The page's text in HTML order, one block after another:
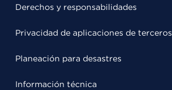
Derechos y responsabilidades
Privacidad de aplicaciones de terceros
Planeación para desastres
Información técnica